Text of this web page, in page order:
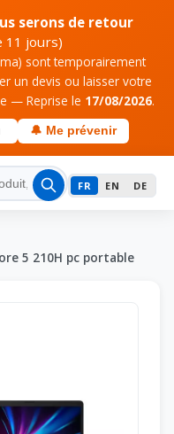
serons de retour
11 jours)
sont temporairement
un devis ou laisser votre
— Reprise le 17/08/2026.
🔔 Me prévenir
FR EN DE
5 210H pc portable